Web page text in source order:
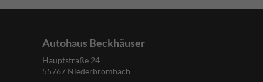
Autohaus Beckhäuser
Hauptstraße 24
55767 Niederbrombach